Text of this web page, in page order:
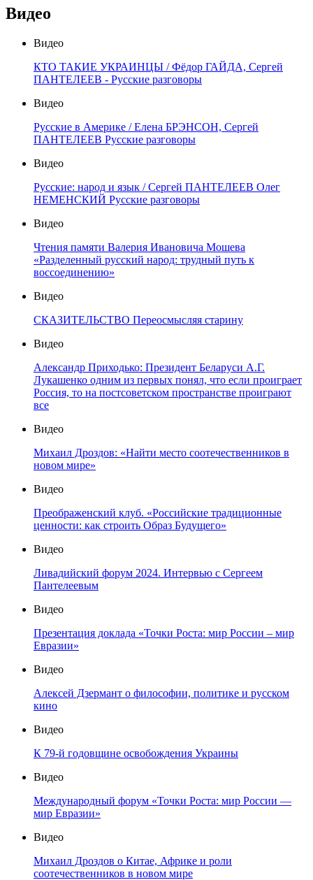
Видео
Видео
КТО ТАКИЕ УКРАИНЦЫ / Фёдор ГАЙДА, Сергей
ПАНТЕЛЕЕВ - Русские разговоры
Видео
Русские в Америке / Елена БРЭНСОН, Сергей
ПАНТЕЛЕЕВ Русские разговоры
Видео
Русские: народ и язык / Сергей ПАНТЕЛЕЕВ Олег
НЕМЕНСКИЙ Русские разговоры
Видео
Чтения памяти Валерия Ивановича Мошева
«Разделенный русский народ: трудный путь к
воссоединению»
Видео
СКАЗИТЕЛЬСТВО Переосмысляя старину
Видео
Александр Приходько: Президент Беларуси А.Г.
Лукашенко одним из первых понял, что если проиграет
Россия, то на постсоветском пространстве проиграют
все
Видео
Михаил Дроздов: «Найти место соотечественников в
новом мире»
Видео
Преображенский клуб. «Российские традиционные
ценности: как строить Образ Будущего»
Видео
Ливадийский форум 2024. Интервью с Сергеем
Пантелеевым
Видео
Презентация доклада «Точки Роста: мир России – мир
Евразии»
Видео
Алексей Дзермант о философии, политике и русском
кино
Видео
К 79-й годовщине освобождения Украины
Видео
Международный форум «Точки Роста: мир России —
мир Евразии»
Видео
Михаил Дроздов о Китае, Африке и роли
соотечественников в новом мире